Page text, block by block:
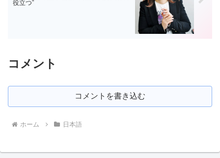
役立つ”
コメント
コメントを書き込む
ホーム 日本語